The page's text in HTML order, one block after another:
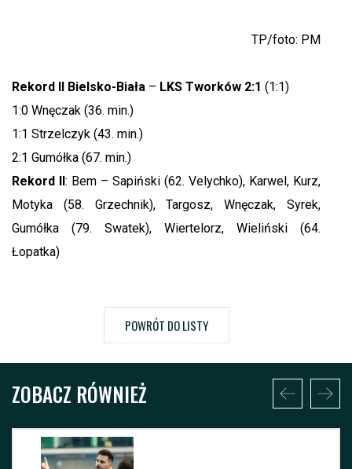
TP/foto: PM
Rekord II Bielsko-Biała – LKS Tworków 2:1 (1:1)
1:0 Wnęczak (36. min.)
1:1 Strzelczyk (43. min.)
2:1 Gumółka (67. min.)
Rekord II: Bem – Sapiński (62. Velychko), Karwel, Kurz,
Motyka (58. Grzechnik), Targosz, Wnęczak, Syrek,
Gumółka (79. Swatek), Wiertelorz, Wieliński (64.
Łopatka)
POWRÓT DO LISTY
ZOBACZ RÓWNIEŻ